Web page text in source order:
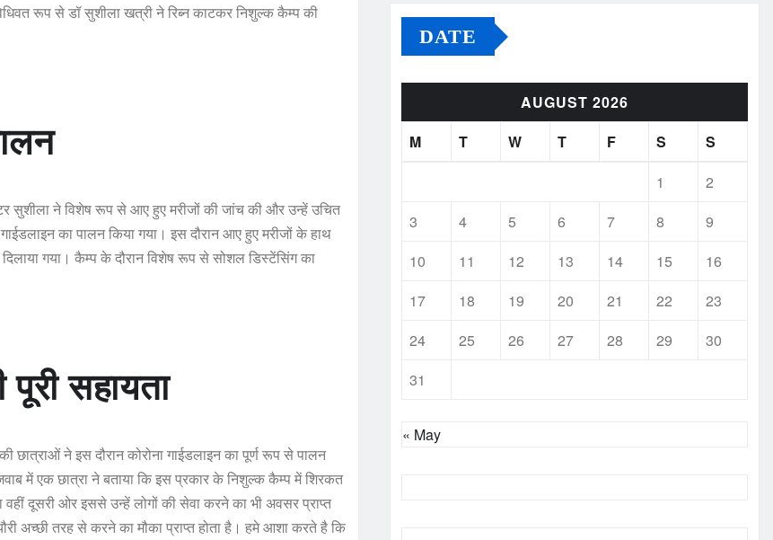
रूप से डॉ सुशीला खत्री ने रिब्न काटकर निशुल्क कैम्प की
सुशीला ने विशेष रूप से आए हुए मरीजों की जांच की और उन्हें उचित
का पालन किया गया। इस दौरान आए हुए मरीजों के हाथ
गया। कैम्प के दौरान विशेष रूप से सोशल डिस्टेंसिंग का
सहायता
छात्राओं ने इस दौरान कोरोना गाईडलाइन का पूर्ण रूप से पालन
में एक छात्रा ने बताया कि इस प्रकार के निशुल्क कैम्प में शिरकत
दूसरी ओर इससे उन्हें लोगों की सेवा करने का भी अवसर प्राप्त
अच्छी तरह से करने का मौका प्राप्त होता है। हमे आशा करते है कि
DATE
AUGUST 2026
M
T W T F S
S
1
2
3
4 5 6 7 8
9
10
11 12 13 14 15
16
17
18 19 20 21 22
23
24
25 26 27 28 29
30
31
« May